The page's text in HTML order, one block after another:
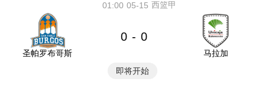
05-15
01:00 西篮甲
圣帕罗布哥斯
0 - 0
马拉加
即将开始